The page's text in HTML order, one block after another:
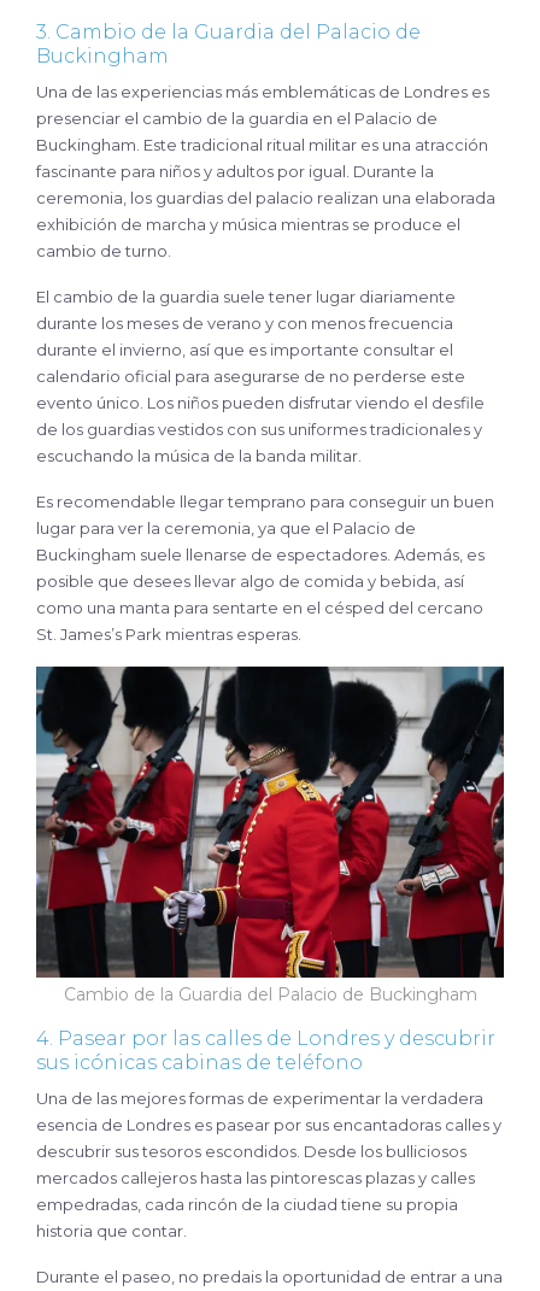
3. Cambio de la Guardia del Palacio de
Buckingham
Una de las experiencias más emblemáticas de Londres es
presenciar el cambio de la guardia en el Palacio de
Buckingham. Este tradicional ritual militar es una atracción
fascinante para niños y adultos por igual. Durante la
ceremonia, los guardias del palacio realizan una elaborada
exhibición de marcha y música mientras se produce el
cambio de turno.
El cambio de la guardia suele tener lugar diariamente
durante los meses de verano y con menos frecuencia
durante el invierno, así que es importante consultar el
calendario oficial para asegurarse de no perderse este
evento único. Los niños pueden disfrutar viendo el desfile
de los guardias vestidos con sus uniformes tradicionales y
escuchando la música de la banda militar.
Es recomendable llegar temprano para conseguir un buen
lugar para ver la ceremonia, ya que el Palacio de
Buckingham suele llenarse de espectadores. Además, es
posible que desees llevar algo de comida y bebida, así
como una manta para sentarte en el césped del cercano
St. James’s Park mientras esperas.
Cambio de la Guardia del Palacio de Buckingham
4. Pasear por las calles de Londres y descubrir
sus icónicas cabinas de teléfono
Una de las mejores formas de experimentar la verdadera
esencia de Londres es pasear por sus encantadoras calles y
descubrir sus tesoros escondidos. Desde los bulliciosos
mercados callejeros hasta las pintorescas plazas y calles
empedradas, cada rincón de la ciudad tiene su propia
historia que contar.
Durante el paseo, no predais la oportunidad de entrar a una